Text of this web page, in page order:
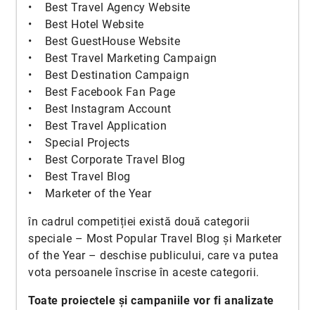
• Best Travel Agency Website
• Best Hotel Website
• Best GuestHouse Website
• Best Travel Marketing Campaign
• Best Destination Campaign
• Best Facebook Fan Page
• Best Instagram Account
• Best Travel Application
• Special Projects
• Best Corporate Travel Blog
• Best Travel Blog
• Marketer of the Year
în cadrul competiției există două categorii
speciale – Most Popular Travel Blog și Marketer
of the Year – deschise publicului, care va putea
vota persoanele înscrise în aceste categorii.
Toate proiectele și campaniile vor fi analizate